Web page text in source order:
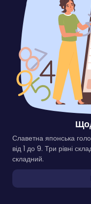
Славетна японська
від 1 до 9. Три рівні
складний.